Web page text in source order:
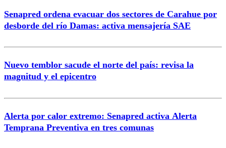
Correo
Senapred ordena evacuar dos sectores de Carahue por
desborde del río Damas: activa mensajería SAE
Nuevo temblor sacude el norte del país: revisa la
magnitud y el epicentro
Alerta por calor extremo: Senapred activa Alerta
Temprana Preventiva en tres comunas